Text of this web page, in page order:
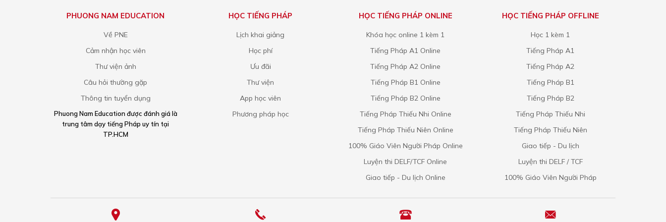
PHUONG NAM EDUCATION
Về PNE
Cảm nhận học viên
Thư viện ảnh
Câu hỏi thường gặp
Thông tin tuyển dụng
Phuong Nam Education được đánh giá là
trung tâm dạy tiếng Pháp uy tín tại
TP.HCM
HỌC TIẾNG PHÁP
Lịch khai giảng
Học phí
Ưu đãi
Thư viện
App học viên
Phương pháp học
HỌC TIẾNG PHÁP ONLINE
Khóa học online 1 kèm 1
Tiếng Pháp A1 Online
Tiếng Pháp A2 Online
Tiếng Pháp B1 Online
Tiếng Pháp B2 Online
Tiếng Pháp Thiếu Nhi Online
Tiếng Pháp Thiếu Niên Online
100% Giáo Viên Người Pháp Online
Luyện thi DELF/TCF Online
Giao tiếp - Du lịch Online
HỌC TIẾNG PHÁP OFFLINE
Học 1 kèm 1
Tiếng Pháp A1
Tiếng Pháp A2
Tiếng Pháp B1
Tiếng Pháp B2
Tiếng Pháp Thiếu Nhi
Tiếng Pháp Thiếu Niên
Giao tiếp - Du lịch
Luyện thi DELF / TCF
100% Giáo Viên Người Pháp